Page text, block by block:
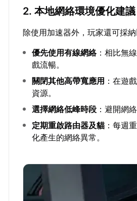
2. 本地網絡環境優化建議
除使用加速器外，玩家還可採
優先使用有線網絡：相比無
戲流暢。
關閉其他高帶寬應用 ：在遊
資源。
選擇網絡低峰時段 ：避開網
定期重啟路由器及貓 ：每週
化產生的網絡異常。